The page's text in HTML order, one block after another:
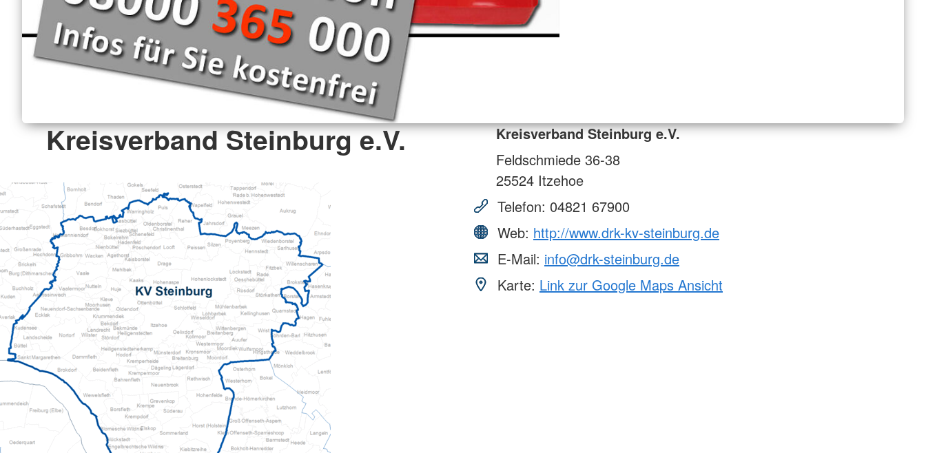
Kreisverband Steinburg e.V.
Kreisverband Steinburg e.V.
Feldschmiede 36-38
25524 Itzehoe
Telefon: 04821 67900
Web: http://www.drk-kv-steinburg.de
E-Mail: info@drk-steinburg.de
Karte: Link zur Google Maps Ansicht